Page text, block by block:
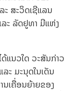
ະ ສະວິດເຊີແລນ
ລະ ລັດຢູທາ ມີແຫ່ງ
ດ້ແນວໃດ ວະສັນກ່າວ
ະ ມະນຸດໃນເດັນ
ນເຄື່ອນຍ້າຍຂອງ